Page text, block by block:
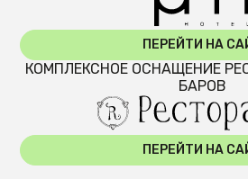
ПЕРЕЙТИ НА
КОМПЛЕКСНОЕ ОСНАЩЕНИЕ
БАРОВ
ПЕРЕЙТИ НА